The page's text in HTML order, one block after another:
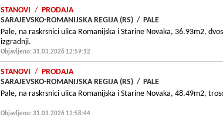
STANOVI / PRODAJA
SARAJEVSKO-ROMANIJSKA REGIJA (RS) / PALE
Pale, na raskrsnici ulica Romanijska i Starine Novaka, 36.93m2,
izgradnji.
Objavljeno: 31.03.2026 12:59:12
STANOVI / PRODAJA
SARAJEVSKO-ROMANIJSKA REGIJA (RS) / PALE
Pale, na raskrsnici ulica Romanijska i Starine Novaka, 48.49m2,
Objavljeno: 31.03.2026 12:58:44